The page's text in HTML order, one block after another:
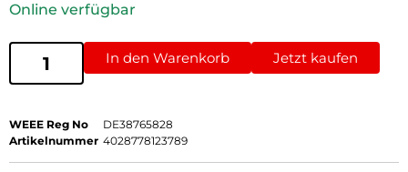
Online verfügbar
In den Warenkorb Jetzt kaufen
WEEE Reg No
DE38765828
Artikelnummer 4028778123789